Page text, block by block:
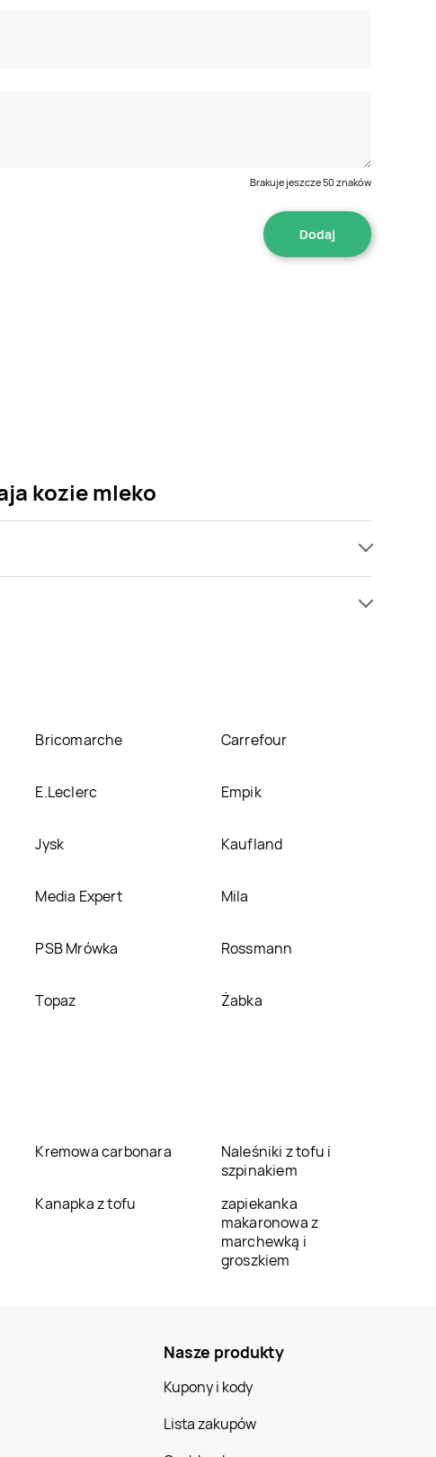
Brakuje jeszcze50 znaków
kozie mleko
Bricomarche Carrefour
E.Leclerc Empik
Jysk Kaufland
Media Expert Mila
PSB Mrówka Rossmann
Topaz Żabka
Kremowa carbonara
Naleśniki z tofu i
szpinakiem
Kanapka z tofu
zapiekanka
makaronowa z
marchewką i
groszkiem
Nasze produkty
Kupony i kody
Lista zakupów